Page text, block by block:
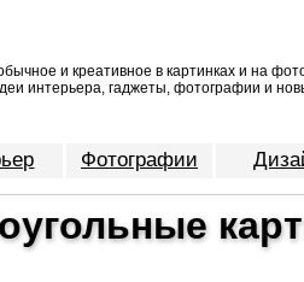
и креативное в картинках и на
интерьера, гаджеты, фотографии и
Фотографии